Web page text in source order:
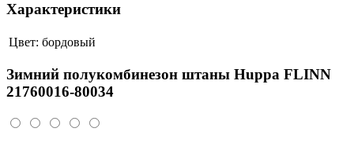
Характеристики
Цвет: бордовый
Зимний полукомбинезон штаны Huppa FLINN
21760016-80034